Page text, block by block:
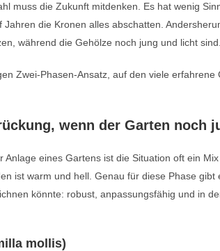
muss die Zukunft mitdenken. Es hat wenig
die Kronen alles abschatten.
während die Gehölze noch jung und licht sind.
Zwei-Phasen-Ansatz, auf den viele
wenn der Garten noch
Anlage eines Gartens ist die Situation oft ein
ist warm und hell. Genau für diese Phase
könnte: robust, anpassungsfähig und in
mollis)